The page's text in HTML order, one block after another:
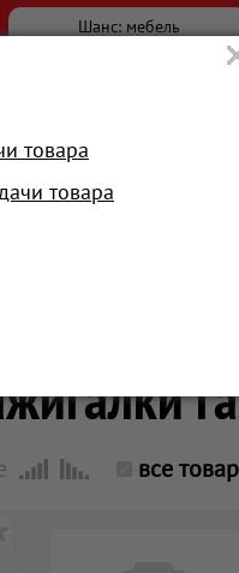
Шанс: мебель
варочных
все
товара
товара